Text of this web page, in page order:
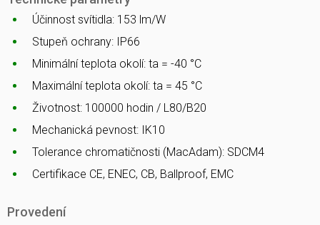
Účinnost svítidla: 153 lm/W
Stupeň ochrany: IP66
Minimální teplota okolí: ta = -40 °C
Maximální teplota okolí: ta = 45 °C
Životnost: 100000 hodin / L80/B20
Mechanická pevnost: IK10
Tolerance chromatičnosti (MacAdam): SDCM4
Certifikace CE, ENEC, CB, Ballproof, EMC
Provedení